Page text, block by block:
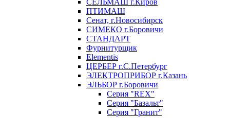
СЕЛЬМАШ г.Киров
ПТИМАШ
Сенат, г.Новосибирск
СИМЕКО г.Боровичи
СТАНДАРТ
Фурнитурщик
Elementis
ЦЕРБЕР г.С.Петербург
ЭЛЕКТРОПРИБОР г.Казань
ЭЛЬБОР г.Боровичи
Серия "REX"
Серия "Базальт"
Серия "Гранит"